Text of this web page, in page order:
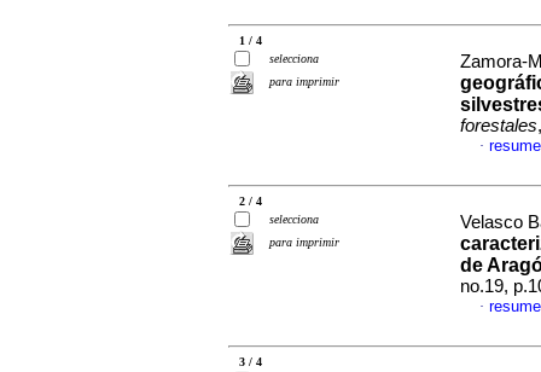
1 / 4
selecciona
para imprimir
Zamora-
forestales
·
2 / 4
selecciona
para imprimir
Velasco
de
no.19,
·
3 / 4